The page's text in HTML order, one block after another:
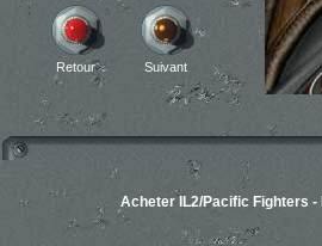
Retour Suivant
Acheter IL2/Pacific Fighters -